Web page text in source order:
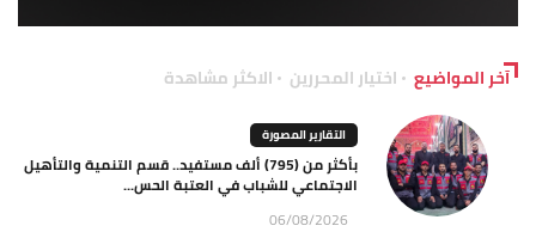
آخر المواضيع اختيار المحررين الاكثر مشاهدة
التقارير المصورة
بأكثر من (795) ألف مستفيد.. قسم التنمية والتأهيل
الاجتماعي للشباب في العتبة الحس...
06/08/2026